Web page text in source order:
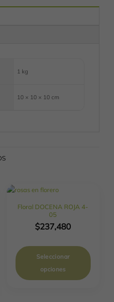
1 kg
10 × 10 × 10 cm
Floral DOCENA ROJA 4-
05
$237,480
Seleccionar
opciones